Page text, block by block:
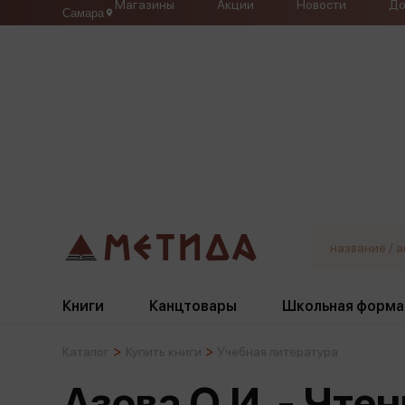
Самара
Магазины Акции Новости
Книги Канцтовары Школьная форма